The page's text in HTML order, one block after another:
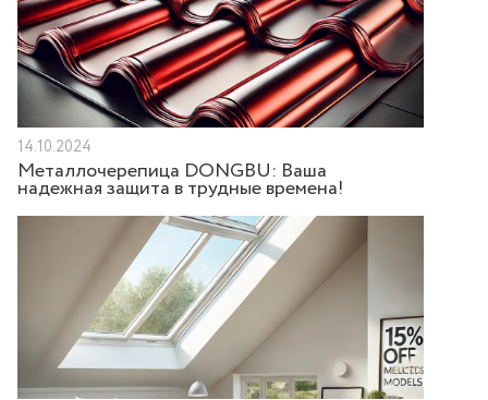
14.10.2024
Металлочерепица DONGBU: Ваша
надежная защита в трудные времена!